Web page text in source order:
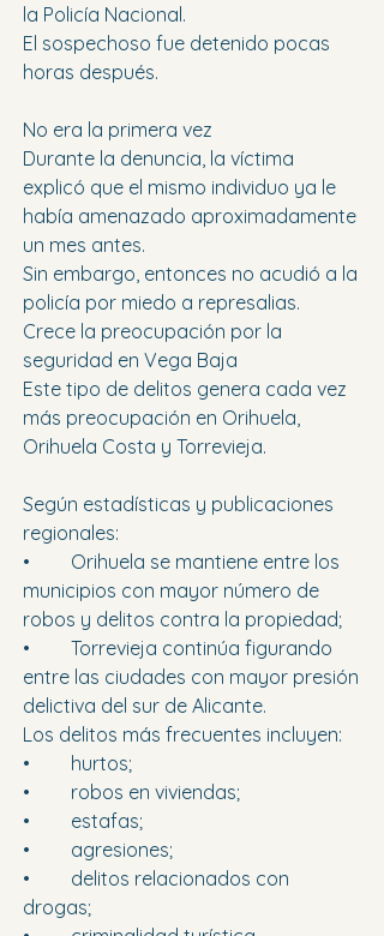
la Policía Nacional.
El sospechoso fue detenido pocas
horas después.
No era la primera vez
Durante la denuncia, la víctima
explicó que el mismo individuo ya le
había amenazado aproximadamente
un mes antes.
Sin embargo, entonces no acudió a la
policía por miedo a represalias.
Crece la preocupación por la
seguridad en Vega Baja
Este tipo de delitos genera cada vez
más preocupación en Orihuela,
Orihuela Costa y Torrevieja.
Según estadísticas y publicaciones
regionales:
•	Orihuela se mantiene entre los
municipios con mayor número de
robos y delitos contra la propiedad;
•	Torrevieja continúa figurando
entre las ciudades con mayor presión
delictiva del sur de Alicante.
Los delitos más frecuentes incluyen:
•	hurtos;
•	robos en viviendas;
•	estafas;
•	agresiones;
•	delitos relacionados con
drogas;